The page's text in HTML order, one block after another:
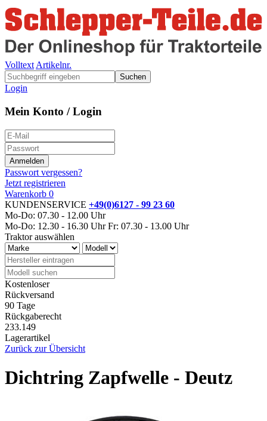
Volltext Artikelnr.
Suchen
Login
Mein Konto / Login
Passwort vergessen?
Jetzt registrieren
Warenkorb 0
KUNDENSERVICE +49(0)6127 - 99 23 60
Mo-Do: 07.30 - 12.00 Uhr
Mo-Do: 12.30 - 16.30 Uhr Fr: 07.30 - 13.00 Uhr
Traktor auswählen
Kostenloser
Rückversand
90 Tage
Rückgaberecht
233.149
Lagerartikel
Zurück zur Übersicht
Dichtring Zapfwelle - Deutz